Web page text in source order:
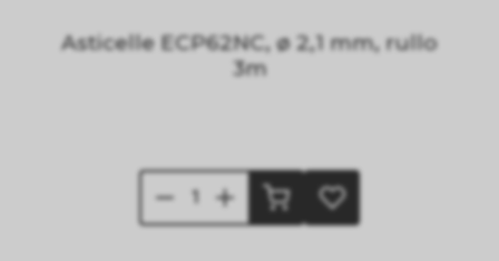
Asticelle ECP62NC, ø 2,1 mm, rullo
3m